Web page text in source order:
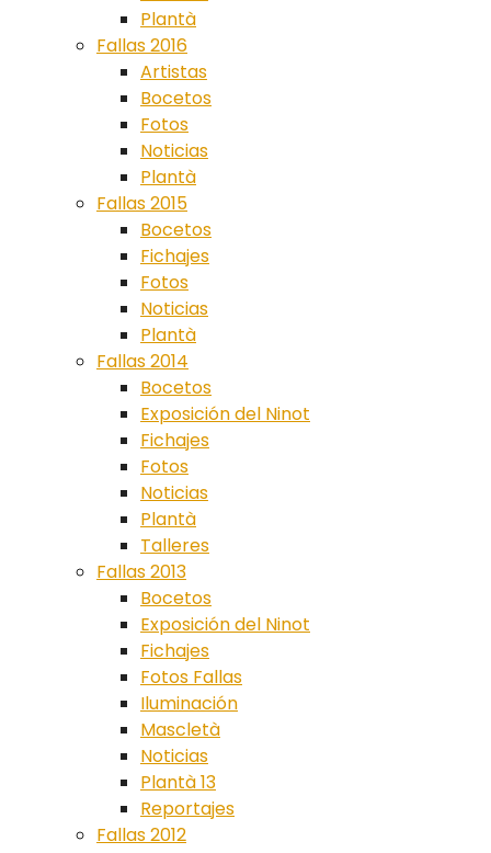
Plantà
Fallas 2016
Artistas
Bocetos
Fotos
Noticias
Plantà
Fallas 2015
Bocetos
Fichajes
Fotos
Noticias
Plantà
Fallas 2014
Bocetos
Exposición del Ninot
Fichajes
Fotos
Noticias
Plantà
Talleres
Fallas 2013
Bocetos
Exposición del Ninot
Fichajes
Fotos Fallas
Iluminación
Mascletà
Noticias
Plantà 13
Reportajes
Fallas 2012